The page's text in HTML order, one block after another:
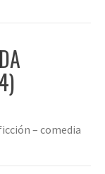
– comedia